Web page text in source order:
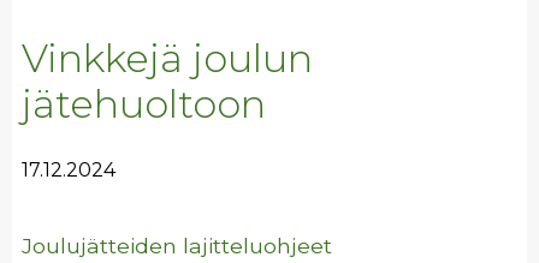
Vinkkejä joulun
jätehuoltoon
17.12.2024
Joulujätteiden lajitteluohjeet